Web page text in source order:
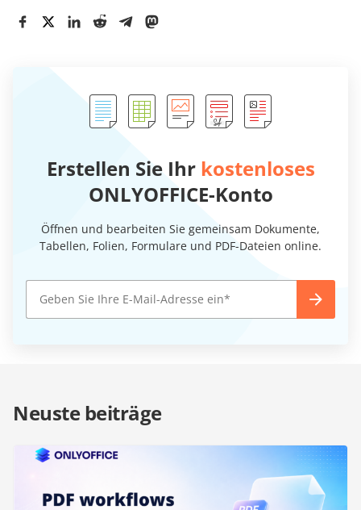
Erstellen Sie Ihr kostenloses
ONLYOFFICE-Konto
Öffnen und bearbeiten Sie gemeinsam Dokumente,
Tabellen, Folien, Formulare und PDF-Dateien online.
Neuste beiträge